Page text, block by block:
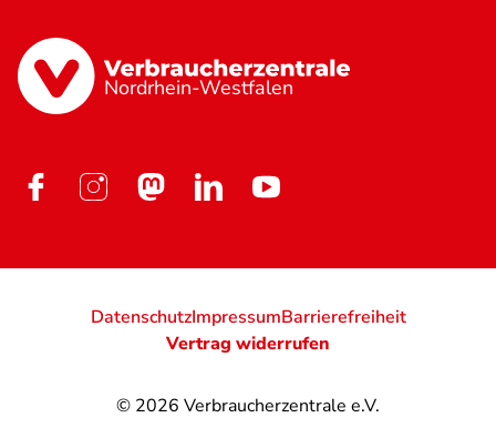
Nordrhein-Westfalen
© 2026 Verbraucherzentrale e.V.
DatenschutzImpressumBarrierefreiheit
Vertrag widerrufen